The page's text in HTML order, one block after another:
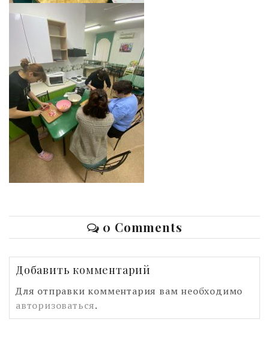
0 Comments
Добавить комментарий
Для отправки комментария вам необходимо
авторизоваться.